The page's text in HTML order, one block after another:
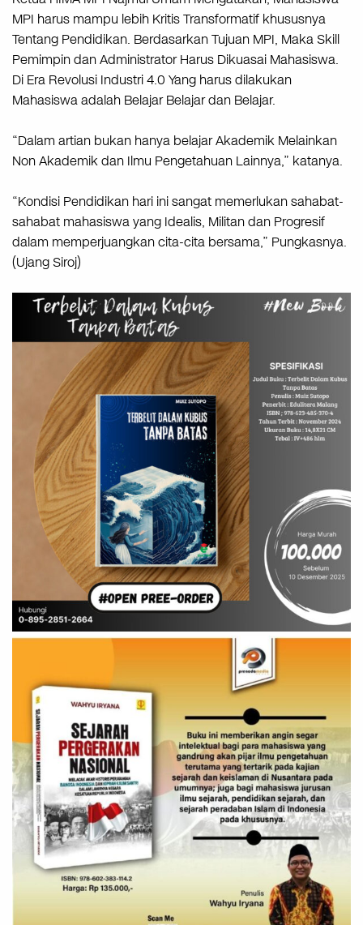
MPI harus mampu lebih Kritis Transformatif khususnya
Tentang Pendidikan. Berdasarkan Tujuan MPI, Maka Skill
Pemimpin dan Administrator Harus Dikuasai Mahasiswa.
Di Era Revolusi Industri 4.0 Yang harus dilakukan
Mahasiswa adalah Belajar Belajar dan Belajar.
“Dalam artian bukan hanya belajar Akademik Melainkan
Non Akademik dan Ilmu Pengetahuan Lainnya,” katanya.
“Kondisi Pendidikan hari ini sangat memerlukan sahabat-
sahabat mahasiswa yang Idealis, Militan dan Progresif
dalam memperjuangkan cita-cita bersama,” Pungkasnya.
(Ujang Siroj)